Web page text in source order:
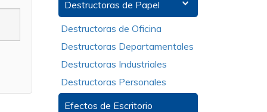
Destructoras de Papel
Destructoras de Oficina
Destructoras Departamentales
Destructoras Industriales
Destructoras Personales
Efectos de Escritorio